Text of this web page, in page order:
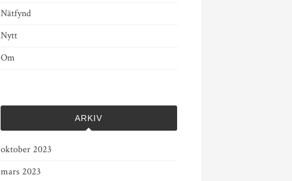
Nätfynd
Nytt
Om
ARKIV
oktober 2023
mars 2023